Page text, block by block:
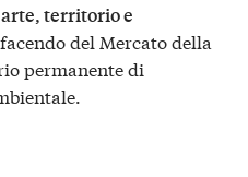
territorio e
del Mercato della
permanente di